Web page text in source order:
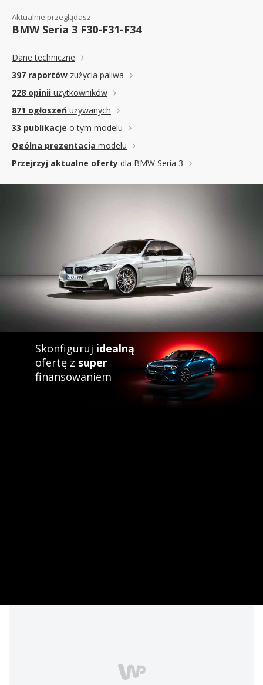
Aktualnie przeglądasz
BMW Seria 3 F30-F31-F34
Dane techniczne
397 raportów zużycia paliwa
228 opinii użytkowników
871 ogłoszeń używanych
33 publikacje o tym modelu
Ogólna prezentacja modelu
Przejrzyj aktualne oferty dla BMW Seria 3
Skonfiguruj idealną
ofertę z super
finansowaniem